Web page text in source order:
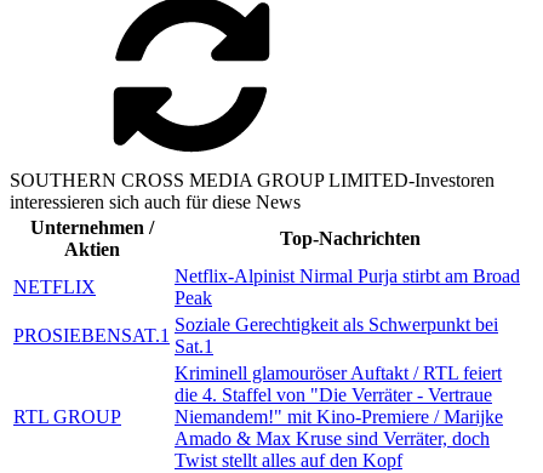
SOUTHERN CROSS MEDIA GROUP LIMITED-Investoren
interessieren sich auch für diese News
Unternehmen /
Aktien
Top-Nachrichten
NETFLIX
Netflix-Alpinist Nirmal Purja stirbt am Broad
Peak
PROSIEBENSAT.1
Soziale Gerechtigkeit als Schwerpunkt bei
Sat.1
RTL GROUP
Kriminell glamouröser Auftakt / RTL feiert
die 4. Staffel von "Die Verräter - Vertraue
Niemandem!" mit Kino-Premiere / Marijke
Amado & Max Kruse sind Verräter, doch
Twist stellt alles auf den Kopf